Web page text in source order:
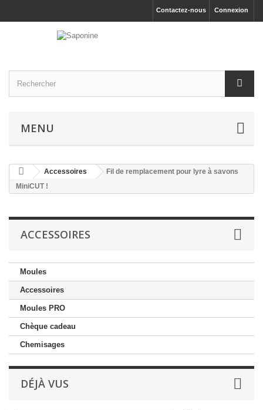
Connexion
Contactez-nous
MENU
Accessoires
Fil de remplacement pour lyre à savons
MiniCUT !
ACCESSOIRES
Moules
Accessoires
Moules PRO
Chèque cadeau
Chemisages
DÉJÀ VUS